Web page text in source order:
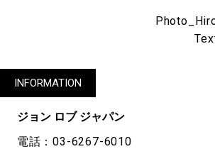
INFORMATION
ジョン ロブ ジャパン
電話：03-6267-6010